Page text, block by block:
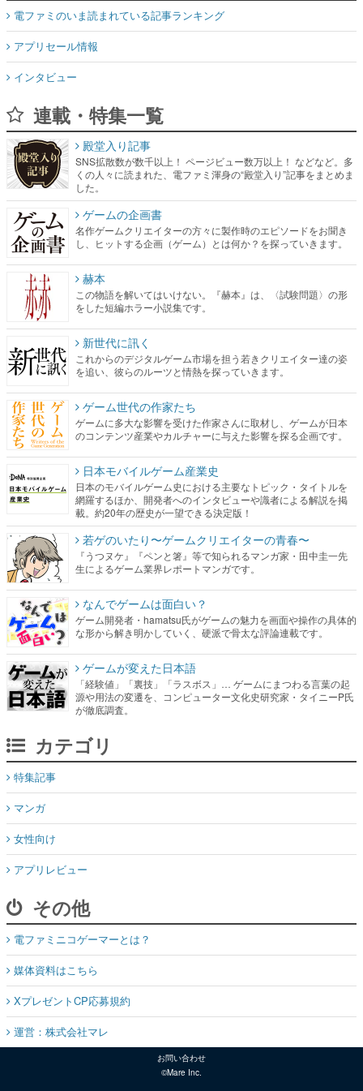
電ファミのいま読まれている記事ランキング
アプリセール情報
インタビュー
連載・特集一覧
殿堂入り記事
SNS拡散数が数千以上！ ページビュー数万以上！ などなど。多
くの人々に読まれた、電ファミ渾身の“殿堂入り”記事をまとめま
した。
ゲームの企画書
名作ゲームクリエイターの方々に製作時のエピソードをお聞き
し、ヒットする企画（ゲーム）とは何か？を探っていきます。
赫本
この物語を解いてはいけない。『赫本』は、〈試験問題〉の形
をした短編ホラー小説集です。
新世代に訊く
これからのデジタルゲーム市場を担う若きクリエイター達の姿
を追い、彼らのルーツと情熱を探っていきます。
ゲーム世代の作家たち
ゲームに多大な影響を受けた作家さんに取材し、ゲームが日本
のコンテンツ産業やカルチャーに与えた影響を探る企画です。
日本モバイルゲーム産業史
日本のモバイルゲーム史における主要なトピック・タイトルを
網羅するほか、開発者へのインタビューや識者による解説を掲
載。約20年の歴史が一望できる決定版！
若ゲのいたり〜ゲームクリエイターの青春〜
『うつヌケ』『ペンと箸』等で知られるマンガ家・田中圭一先
生によるゲーム業界レポートマンガです。
なんでゲームは面白い？
ゲーム開発者・hamatsu氏がゲームの魅力を画面や操作の具体的
な形から解き明かしていく、硬派で骨太な評論連載です。
ゲームが変えた日本語
「経験値」「裏技」「ラスボス」… ゲームにまつわる言葉の起
源や用法の変遷を、コンピューター文化史研究家・タイニーP氏
が徹底調査。
カテゴリ
特集記事
マンガ
女性向け
アプリレビュー
その他
電ファミニコゲーマーとは？
媒体資料はこちら
XプレゼントCP応募規約
運営：株式会社マレ
お問い合わせ
©Mare Inc.